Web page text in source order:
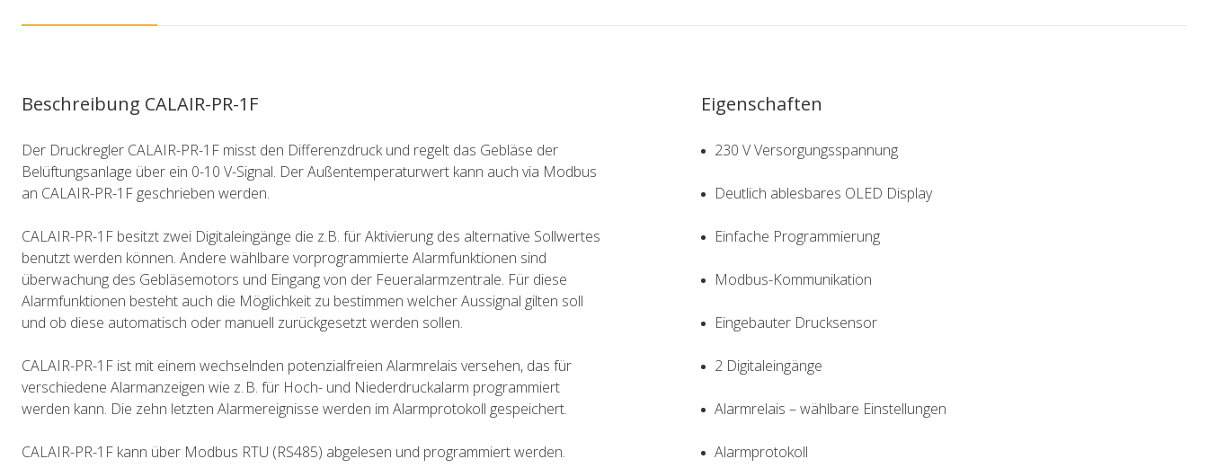
Beschreibung CALAIR-PR-1F
Der Druckregler CALAIR-PR-1F misst den Differenzdruck und regelt das Gebläse der
Belüftungsanlage über ein 0-10 V-Signal. Der Außentemperaturwert kann auch via Modbus
an CALAIR-PR-1F geschrieben werden.
CALAIR-PR-1F besitzt zwei Digitaleingänge die z.B. für Aktivierung des alternative Sollwertes
benutzt werden können. Andere wählbare vorprogrammierte Alarmfunktionen sind
überwachung des Gebläsemotors und Eingang von der Feueralarmzentrale. Für diese
Alarmfunktionen besteht auch die Möglichkeit zu bestimmen welcher Aussignal gilten soll
und ob diese automatisch oder manuell zurückgesetzt werden sollen.
CALAIR-PR-1F ist mit einem wechselnden potenzialfreien Alarmrelais versehen, das für
verschiedene Alarmanzeigen wie z. B. für Hoch- und Niederdruckalarm programmiert
werden kann. Die zehn letzten Alarmereignisse werden im Alarmprotokoll gespeichert.
CALAIR-PR-1F kann über Modbus RTU (RS485) abgelesen und programmiert werden.
Eigenschaften
230 V Versorgungsspannung
Deutlich ablesbares OLED Display
Einfache Programmierung
Modbus-Kommunikation
Eingebauter Drucksensor
2 Digitaleingänge
Alarmrelais – wählbare Einstellungen
Alarmprotokoll